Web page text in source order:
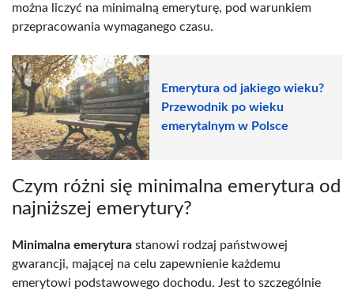
można liczyć na minimalną emeryturę, pod warunkiem
przepracowania wymaganego czasu.
Emerytura od jakiego wieku?
Przewodnik po wieku
emerytalnym w Polsce
Czym różni się minimalna emerytura od
najniższej emerytury?
Minimalna emerytura stanowi rodzaj państwowej
gwarancji, mającej na celu zapewnienie każdemu
emerytowi podstawowego dochodu. Jest to szczególnie